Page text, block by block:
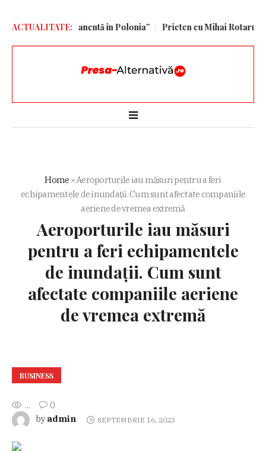
ACTUALITATE:
permanentă în Polonia” Prieten cu Mihai Rotaru, Gică
Home »Aeroporturile iau măsuri pentru a feri
echipamentele de inundații. Cum sunt afectate companiile
aeriene de vremea extremă
Aeroporturile iau măsuri
pentru a feri echipamentele
de inundații. Cum sunt
afectate companiile aeriene
de vremea extremă
BUSINESS
...
0
by admin SEPTEMBRIE 16, 2023